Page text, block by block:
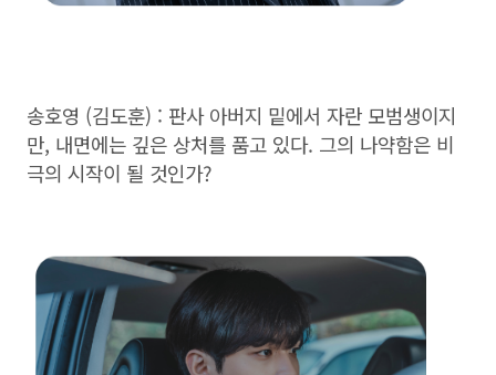
송호영 (김도훈) : 판사 아버지 밑에서 자란 모범생이지
만, 내면에는 깊은 상처를 품고 있다. 그의 나약함은 비
극의 시작이 될 것인가?